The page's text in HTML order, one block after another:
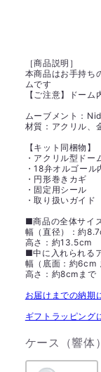
［商品説明］
本商品はお手持ち
ムです
【ご注意】ドー
ムーブメント：
材質：アクリル、
【キット同梱物】
・アクリル型ドー
・18弁オルゴール
・円形巻きカギ
・固定用シール
・取り扱いガイド
■商品の全体サイ
幅（直径）：約
高さ：約13.5cm
■中に入れられる
幅（底面：約6cm
高さ：約8cmまで
お届けまでの納期
ギフトラッピング
ケース（響体）